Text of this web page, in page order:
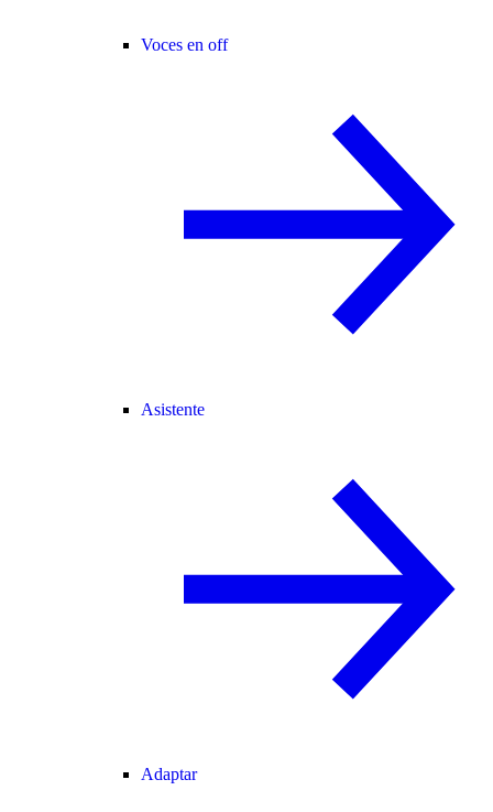
Voces en off
Asistente
Adaptar